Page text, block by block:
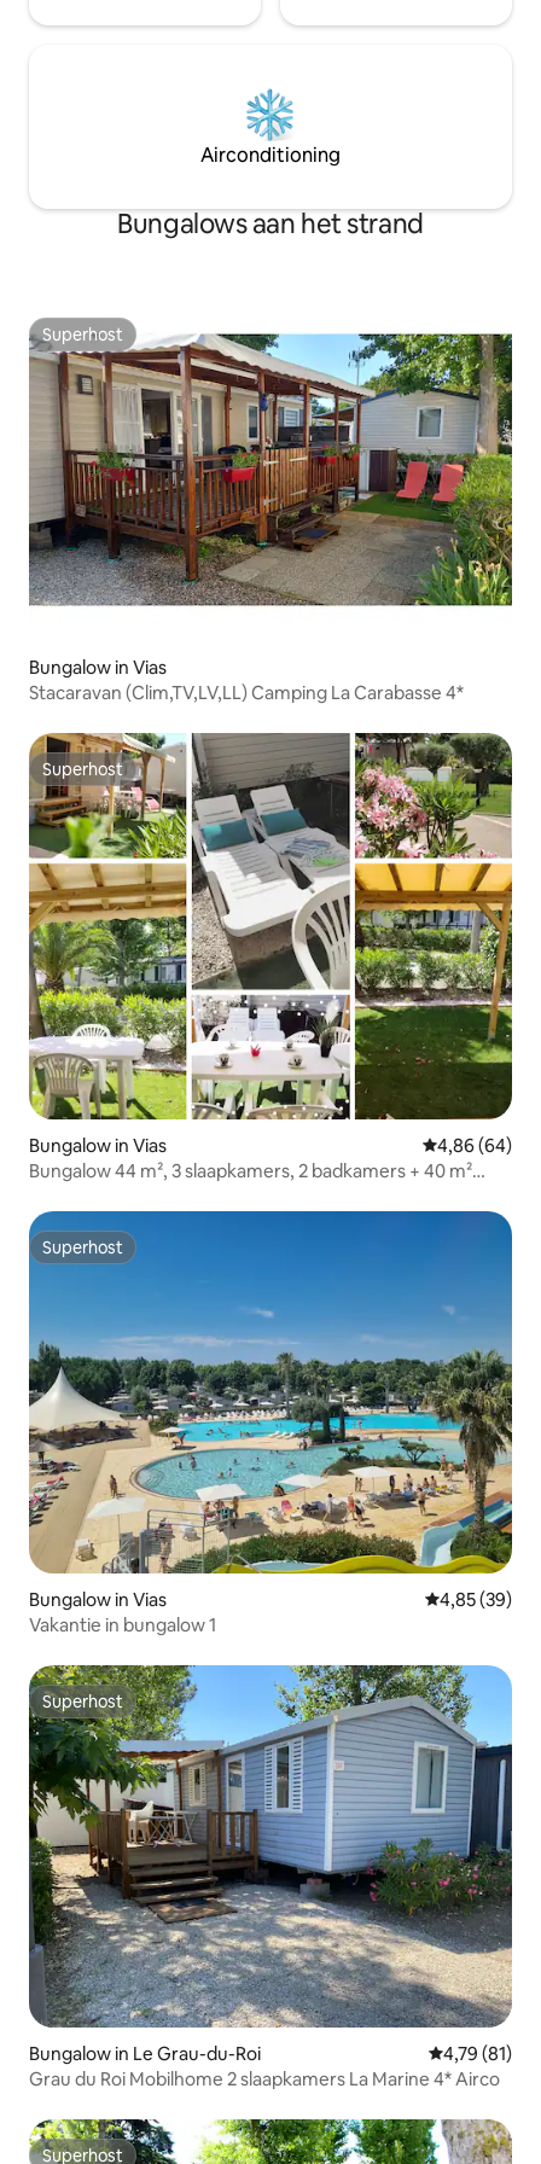
Airconditioning
Bungalows aan het strand
Superhost
Superhost
Bungalow in Vias
Stacaravan (Clim,TV,LV,LL) Camping La Carabasse 4*
Superhost
Superhost
Bungalow in Vias Gemiddelde
4,86 (64)
Bungalow 44 m², 3 slaapkamers, 2 badkamers + 40 m²
Superhost
Superhost
Bungalow in Vias Gemiddelde
4,85 (39)
Vakantie in bungalow 1
Superhost
Superhost
Bungalow in Le Grau-du-Roi Gemiddelde
4,79 (81)
Grau du Roi Mobilhome 2 slaapkamers La Marine 4* Airco
Superhost